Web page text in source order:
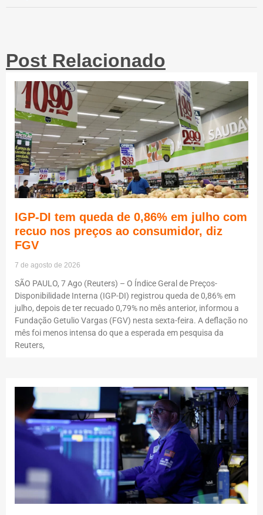
Post Relacionado
IGP-DI tem queda de 0,86% em julho com
recuo nos preços ao consumidor, diz
FGV
7 de agosto de 2026
SÃO PAULO, 7 Ago (Reuters) – O Índice Geral de Preços-
Disponibilidade Interna (IGP-DI) registrou queda de 0,86% em
julho, depois de ter recuado 0,79% no mês anterior, informou a
Fundação Getulio Vargas (FGV) nesta sexta-feira. A deflação no
mês foi menos intensa do que a esperada em pesquisa da
Reuters,